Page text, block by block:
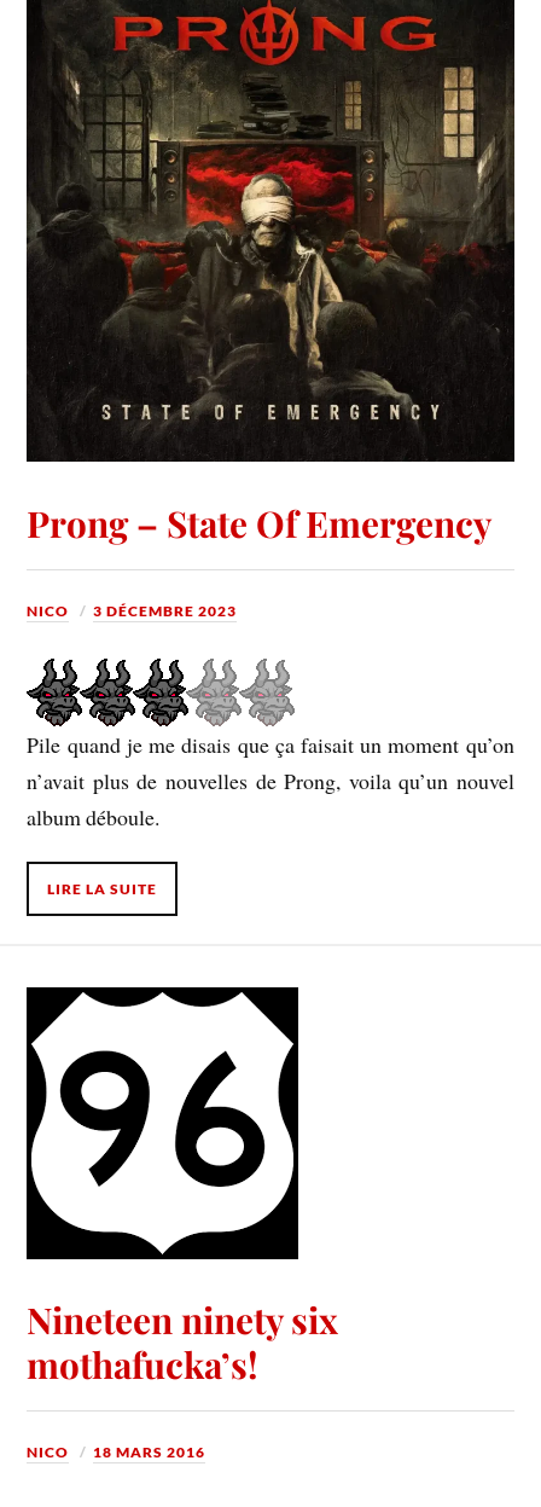
Prong – State Of Emergency
NICO 3 DÉCEMBRE 2023
Pile quand je me disais que ça faisait un moment qu’on
n’avait plus de nouvelles de Prong, voila qu’un nouvel
album déboule.
LIRE LA SUITE
Nineteen ninety six
mothafucka’s!
NICO 18 MARS 2016